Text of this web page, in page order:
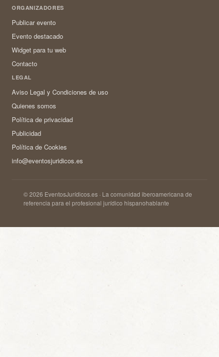
ORGANIZADORES
Publicar evento
Evento destacado
Widget para tu web
Contacto
LEGAL
Aviso Legal y Condiciones de uso
Quienes somos
Política de privacidad
Publicidad
Política de Cookies
info@eventosjuridicos.es
© 2026 EventosJurídicos.es · La comunidad iberoamericana de
referencia para el profesional jurídico hispanohablante